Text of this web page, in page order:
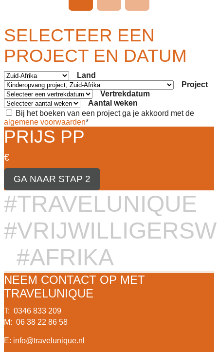
SELECTEER EEN
PROJECT EN DATUM
Land
Project
Vertrekdatum
Aantal weken
Bij het boeken van een project ga je akkoord met de
algemene voorwaarden*
PRIJS PP
€
GA NAAR STAP 2
#TRAVELUNIQUE
#AFRIKA
NEEM CONTACT OP MET
TRAVELUNIQUE
T: 0346 833 209
M: 06 38 22 86 58
E: info@travelunique.nl